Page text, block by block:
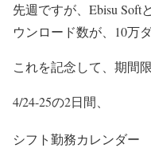
先週ですが、Ebisu Soft
ウンロード数が、10万
これを記念して、期間
4/24-25の2日間、
シフト勤務カレンダー